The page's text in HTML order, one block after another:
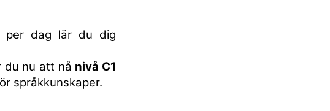
per dag lär du dig
du nu att nå nivå C1
språkkunskaper.